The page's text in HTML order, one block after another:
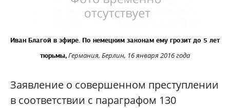
Иван Благой в эфире. По немецким законам ему грозит до 5 лет
тюрьмы,Германия, Берлин, 16 января 2016 года
Заявление о совершенном преступлении
в соответствии с параграфом 130